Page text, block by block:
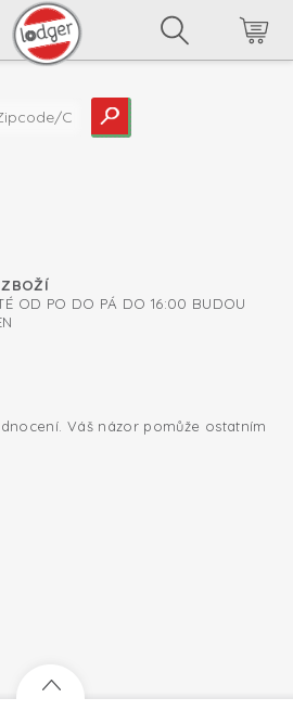
ZBOŽÍ
OD PO DO PÁ DO 16:00 BUDOU
Váš názor pomůže ostatním